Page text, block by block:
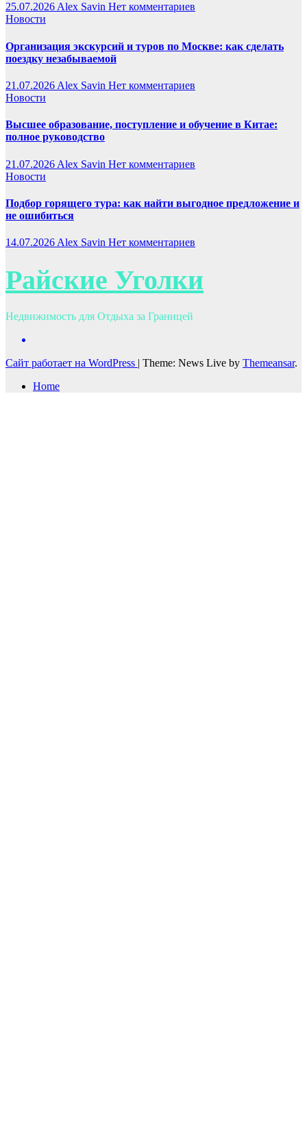
25.07.2026Alex Savin Нет комментариев
Новости
Организация экскурсий и туров по Москве: как сделать
поездку незабываемой
21.07.2026 Alex Savin Нет комментариев
Новости
Высшее образование, поступление и обучение в Китае:
полное руководство
21.07.2026 Alex Savin Нет комментариев
Новости
Подбор горящего тура: как найти выгодное предложение и
не ошибиться
14.07.2026 Alex Savin Нет комментариев
Райские Уголки
Недвижимость для Отдыха за Границей
Сайт работает на WordPress | Theme: News Live by Themeansar.
Home